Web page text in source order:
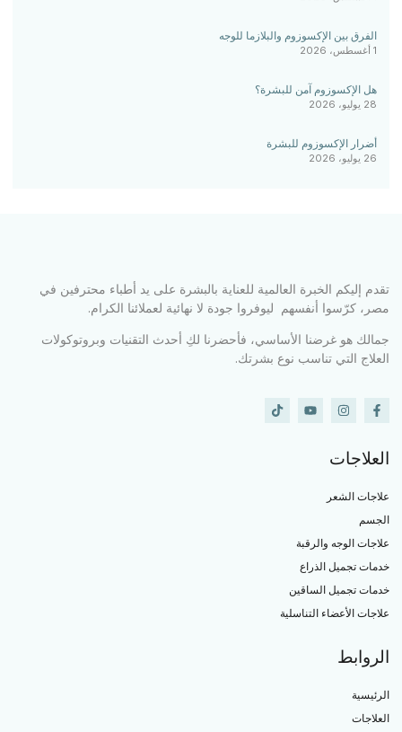
الفرق بين الإكسوزوم والبلازما للوجه
1 أغسطس، 2026
هل الإكسوزوم آمن للبشرة؟
28 يوليو، 2026
أضرار الإكسوزوم للبشرة
26 يوليو، 2026
تقدم إليكم الخبرة العالمية للعناية بالبشرة على يد أطباء محترفين في
مصر، كرّسوا أنفسهم ليوفروا جودة لا نهائية لعملائنا الكرام.
جمالك هو غرضنا الأساسي، فأحضرنا لكِ أحدث التقنيات وبروتوكولات
العلاج التي تناسب نوع بشرتك.
العلاجات
علاجات الشعر
الجسم
علاجات الوجه والرقبة
خدمات تجميل الذراع
خدمات تجميل الساقين
علاجات الأعضاء التناسلية
الروابط
الرئيسية
العلاجات